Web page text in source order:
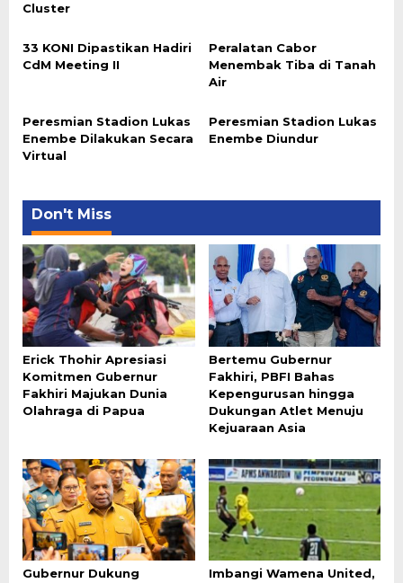
Cluster
33 KONI Dipastikan Hadiri
CdM Meeting II
Peralatan Cabor
Menembak Tiba di Tanah
Air
Peresmian Stadion Lukas
Enembe Dilakukan Secara
Virtual
Peresmian Stadion Lukas
Enembe Diundur
Don't Miss
Erick Thohir Apresiasi
Komitmen Gubernur
Fakhiri Majukan Dunia
Olahraga di Papua
Bertemu Gubernur
Fakhiri, PBFI Bahas
Kepengurusan hingga
Dukungan Atlet Menuju
Kejuaraan Asia
Gubernur Dukung Imbangi Wamena United,